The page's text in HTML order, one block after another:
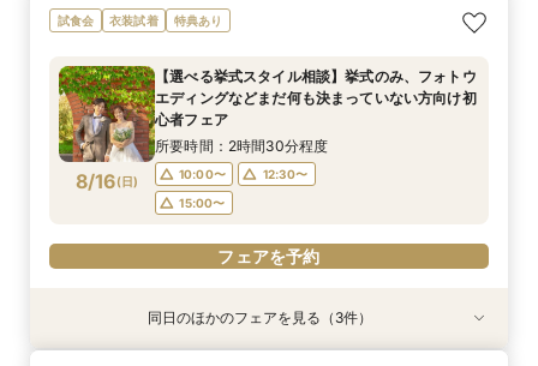
8/15(土)
【選べる挙式スタイル相談】挙式のみ、フォトウ
エディングなどまだ何も決まっていない方向け初
所要時間：2時間30分程度
10:00〜
15:00〜
フェアを予約
8/15(土)
【初めてでも安心！】ご両家顔合わせ・結納相談
会♪
10:00〜
12:30〜
15:00〜
フェアを予約
8/15(土)
【地元婚応援！☆マイナビ特典付き☆】アット
ホームウェディング相談会♪
10:00〜
12:30〜
15:00〜
フェアを予約
試食会 衣装試着 特典あり
8/16(日)
【選べる挙式スタイル相談】挙式のみ、フォトウ
エディングなどまだ何も決まっていない方向け初
心者フェア
所要時間：2時間30分程度
10:00〜
12:30〜
15:00〜
フェアを予約
衣装試着 特典あり
衣装試着 特典あり
同日のほかのフェアを見る（3件）